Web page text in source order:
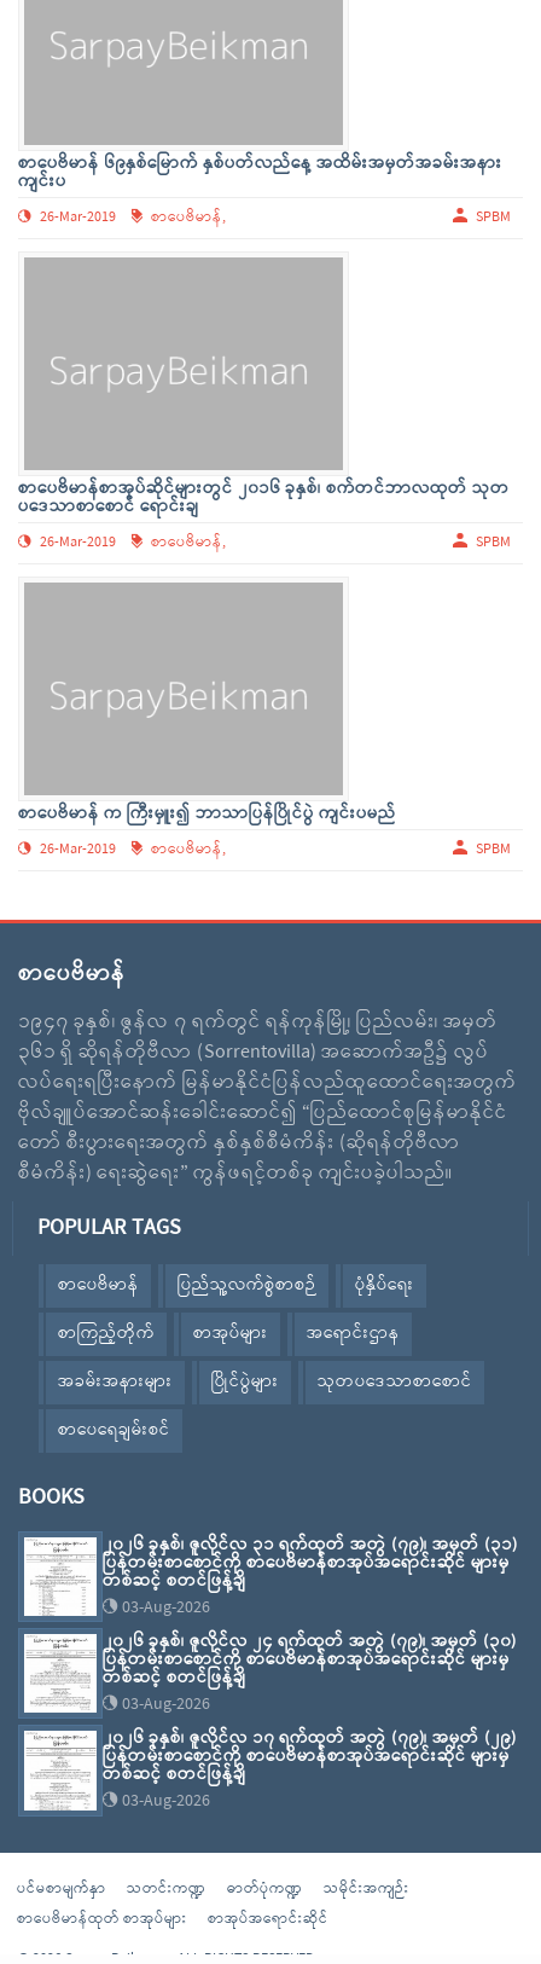
စာပေဗိမာန် ၆၉နှစ်မြောက် နှစ်ပတ်လည်နေ့ အထိမ်းအမှတ်အခမ်းအနား
ကျင်းပ
26-Mar-2019 စာပေဗိမာန်, SPBM
စာပေဗိမာန်စာအုပ်ဆိုင်များတွင် ၂၀၁၆ ခုနှစ်၊ စက်တင်ဘာလထုတ် သုတ
ပဒေသာစာစောင် ရောင်းချ
26-Mar-2019 စာပေဗိမာန်, SPBM
စာပေဗိမာန် က ကြီးမှူး၍ ဘာသာပြန်ပြိုင်ပွဲ ကျင်းပမည်
26-Mar-2019 စာပေဗိမာန်, SPBM
စာပေဗိမာန်
၁၉၄၇ ခုနှစ်၊ ဇွန်လ ၇ ရက်တွင် ရန်ကုန်မြို့၊ ပြည်လမ်း၊ အမှတ်
၃၆၁ ရှိ ဆိုရန်တိုဗီလာ (Sorrentovilla) အဆောက်အဦ၌ လွပ်
လပ်ရေးရပြီးနောက် မြန်မာနိုင်ငံပြန်လည်ထူထောင်ရေးအတွက်
ဗိုလ်ချူပ်အောင်ဆန်းခေါင်းဆောင်၍ “ပြည်ထောင်စုမြန်မာနိုင်ငံ
တော် စီးပွားရေးအတွက် နှစ်နှစ်စီမံကိန်း (ဆိုရန်တိုဗီလာ
စီမံကိန်း) ရေးဆွဲရေး” ကွန်ဖရင့်တစ်ခု ကျင်းပခဲ့ပါသည်။
POPULAR TAGS
စာပေဗိမာန် ပြည်သူ့လက်စွဲစာစဉ်
ပုံနှိပ်ရေး
စာကြည့်တိုက်
စာအုပ်များ
အရောင်းဌာန
အခမ်းအနားများ
ပြိုင်ပွဲများ
သုတပဒေသာစာစောင်
စာပေရေချမ်းစင်
BOOKS
၂၀၂၆ ခုနှစ်၊ ဇူလိုင်လ ၃၁ ရက်ထုတ် အတွဲ (၇၉)၊ အမှတ် (၃၁)
ပြန်တမ်းစာစောင်ကို စာပေဗိမာန်စာအုပ်အရောင်းဆိုင် များမှ
တစ်ဆင့် စတင်ဖြန့်ချိ
03-Aug-2026
၂၀၂၆ ခုနှစ်၊ ဇူလိုင်လ ၂၄ ရက်ထုတ် အတွဲ (၇၉)၊ အမှတ် (၃၀)
ပြန်တမ်းစာစောင်ကို စာပေဗိမာန်စာအုပ်အရောင်းဆိုင် များမှ
တစ်ဆင့် စတင်ဖြန့်ချိ
03-Aug-2026
၂၀၂၆ ခုနှစ်၊ ဇူလိုင်လ ၁၇ ရက်ထုတ် အတွဲ (၇၉)၊ အမှတ် (၂၉)
ပြန်တမ်းစာစောင်ကို စာပေဗိမာန်စာအုပ်အရောင်းဆိုင် များမှ
တစ်ဆင့် စတင်ဖြန့်ချိ
03-Aug-2026
ပင်မစာမျက်နှာ သတင်းကဏ္ဍ ဓာတ်ပုံကဏ္ဍ
သမိုင်းအကျဉ်း
စာပေဗိမာန်ထုတ် စာအုပ်များ
စာအုပ်အရောင်းဆိုင်
© 2026 Sarpay Beikman - ALL RIGHTS RESERVED